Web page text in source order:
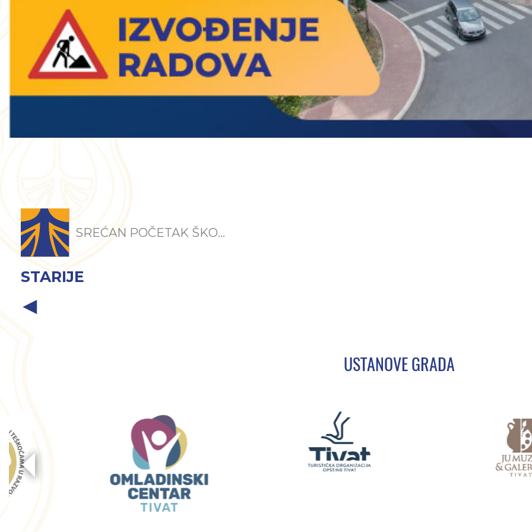
SREĆAN POČETAK ŠKO...
STARIJE
USTANOVE GRADA